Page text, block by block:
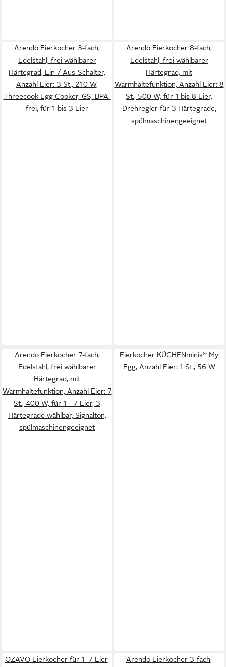
Arendo Eierkocher 3-fach,
Edelstahl, frei wählbarer
Härtegrad, Ein / Aus-Schalter,
Anzahl Eier: 3 St., 210 W,
Threecook Egg Cooker, GS, BPA-
frei, für 1 bis 3 Eier
Arendo Eierkocher 8-fach,
Edelstahl, frei wählbarer
Härtegrad, mit
Warmhaltefunktion, Anzahl Eier: 8
St., 500 W, für 1 bis 8 Eier,
Drehregler für 3 Härtegrade,
spülmaschinengeeignet
Arendo Eierkocher 7-fach,
Edelstahl, frei wählbarer
Härtegrad, mit
Warmhaltefunktion, Anzahl Eier: 7
St., 400 W, für 1 - 7 Eier, 3
Härtegrade wählbar, Signalton,
spülmaschinengeeignet
Eierkocher KÜCHENminis® My
Egg, Anzahl Eier: 1 St., 56 W
OZAVO Eierkocher für 1–7 Eier,
Arendo Eierkocher 3-fach,